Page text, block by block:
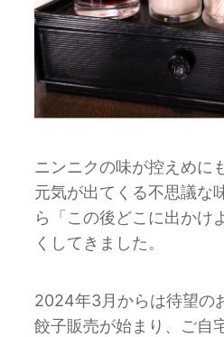
ニンニクの味が控えめに
元気が出てくる不思議な
ら「この後どこに出かけ
くしてきました。
2024年3月からは待望の
餃子販売が始まり、ご自